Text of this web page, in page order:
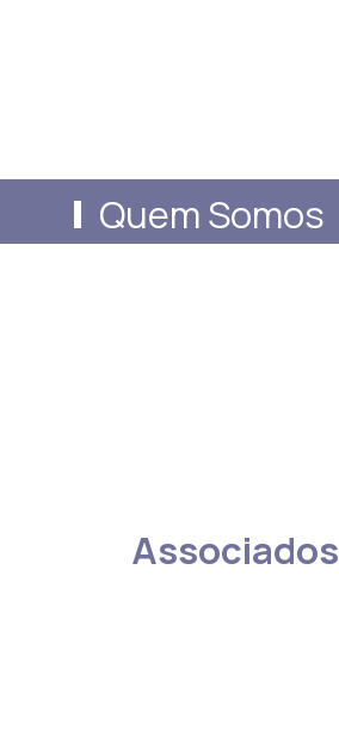
Quem Somos
Associados